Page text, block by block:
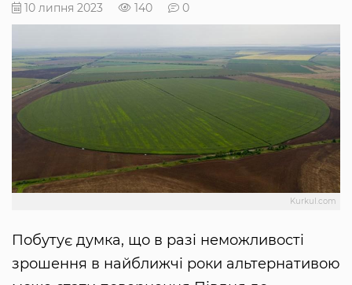
10 липня 2023 140 0
Kurkul.com
Побутує думка, що в разі неможливості
зрошення в найближчі роки альтернативою